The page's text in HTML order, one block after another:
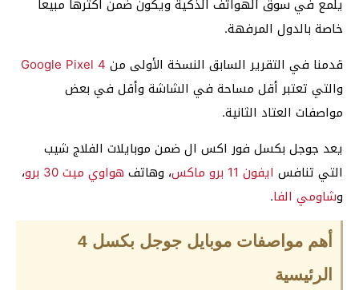
يلمع في سوق الهواتف الذكية ويكون ضمن أكثرها مبيعا
خاصة بالدول المرفهة.
قدمنا في التقرير السابق النسخة الأولى من Google Pixel 4
والتي تعتبر أقل مساحة في الشاشة وأقل في بعض
مواصفات العتاد الثانية.
يعد جوجل بكسل فور اكس ال ضمن موبايلات الفلاج شيب
التي تنافس ايفون 11 برو ماكس ، وهاتف هواوي ميت 30 برو
،
وشاومي الفا.
أهم مواصفات موبايل جوجل بكسل 4
الرئيسية